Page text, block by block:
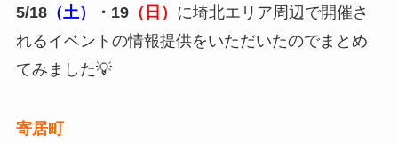
5/18（土） ・19（日） に埼北エリア周辺で開催さ
れるイベントの情報提供をいただいたのでまとめ
てみました💡
寄居町